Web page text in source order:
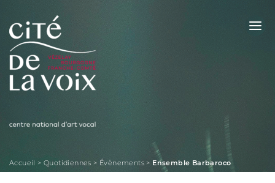
Skip
content
Accueil >Quotidiennes > Évènements > Ensemble Barbaroco